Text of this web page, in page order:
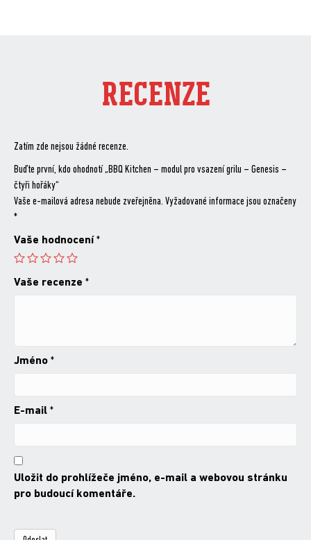
RECENZE
Zatím zde nejsou žádné recenze.
Buďte první, kdo ohodnotí „BBQ Kitchen – modul pro vsazení grilu – Genesis –
čtyři hořáky“
Vaše e-mailová adresa nebude zveřejněna. Vyžadované informace jsou označeny
*
Vaše hodnocení *
Vaše recenze *
Jméno *
E-mail *
Uložit do prohlížeče jméno, e-mail a webovou stránku
pro budoucí komentáře.